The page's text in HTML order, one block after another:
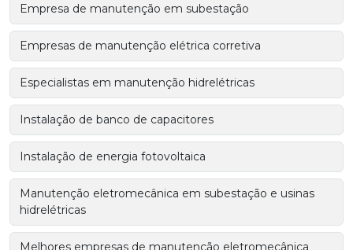
Empresa de manutenção em subestação
Empresas de manutenção elétrica corretiva
Especialistas em manutenção hidrelétricas
Instalação de banco de capacitores
Instalação de energia fotovoltaica
Manutenção eletromecânica em subestação e usinas
hidrelétricas
Melhores empresas de manutenção eletromecânica